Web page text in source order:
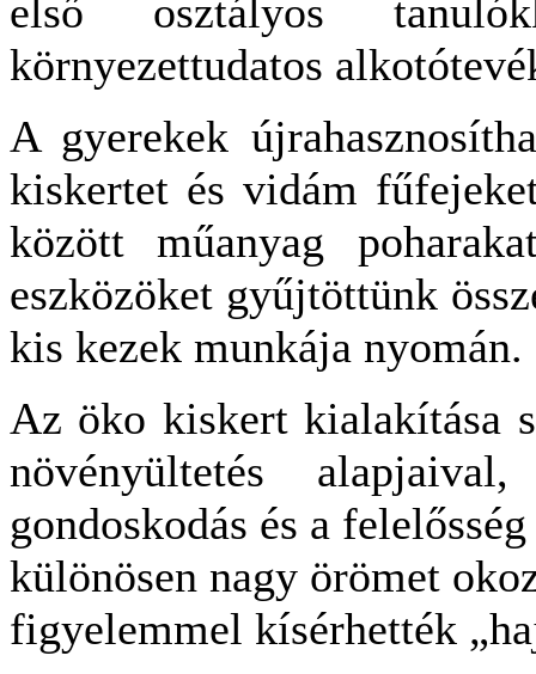
első osztályos
környezettudatos
A gyerekek
kiskertet és vidám
között műanyag
eszközöket gyűjtöttünk
kis kezek munkája nyomán.
Az öko kiskert kialakítása
növényültetés
gondoskodás és a
különösen nagy örömet
figyelemmel kísérhették